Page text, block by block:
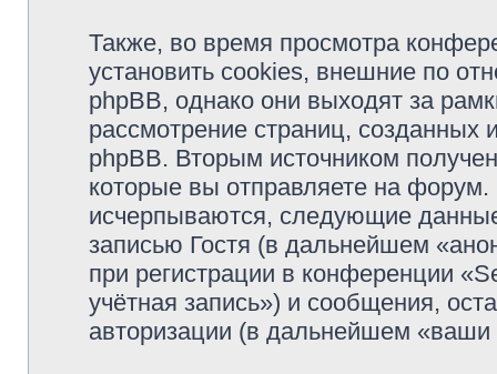
Также, во время просмотра
установить cookies, внешние по
phpBB, однако они выходят за
рассмотрение страниц,
phpBB. Вторым источником
которые вы отправляете на
исчерпываются, следующие
записью Гостя (в дальнейшем
при регистрации в конференции
учётная запись») и сообщения,
авторизации (в дальнейшем